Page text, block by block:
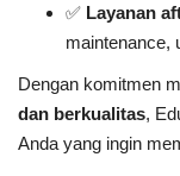
✅ Layanan
maintenance,
Dengan komitmen
dan berkualitas,
Anda yang ingin